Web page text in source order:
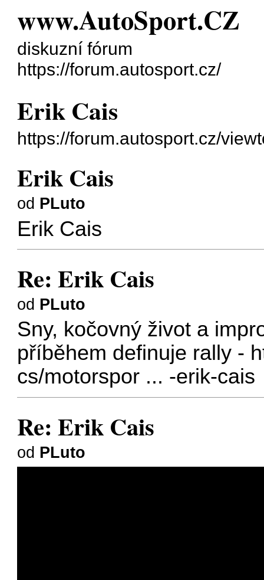
www.AutoSport.CZ
diskuzní fórum
https://forum.autosport.cz/
Erik Cais
https://forum.autosport.cz/
Erik Cais
od PLuto
Erik Cais
Re: Erik Cais
od PLuto
Sny, kočovný život a
příběhem definuje rally -
cs/motorspor ... -erik-cais
Re: Erik Cais
od PLuto